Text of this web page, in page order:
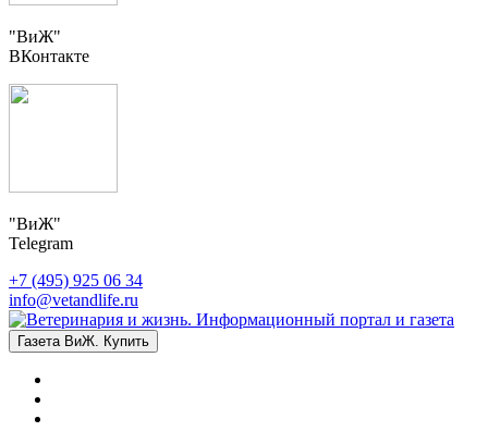
"ВиЖ"
ВКонтакте
"ВиЖ"
Telegram
+7 (495) 925 06 34
info@vetandlife.ru
Газета ВиЖ. Купить